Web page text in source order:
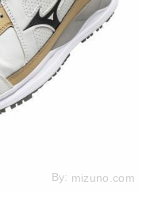
By: mizuno.com